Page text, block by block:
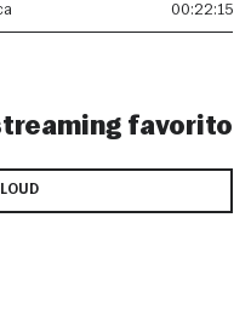
00:22:15
favorito